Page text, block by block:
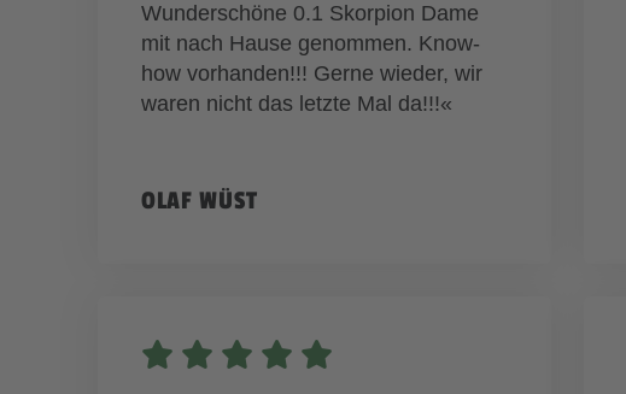
Wunderschöne 0.1 Skorpion Dame
mit nach Hause genommen. Know-
how vorhanden!!! Gerne wieder, wir
waren nicht das letzte Mal da!!!«
OLAF WÜST